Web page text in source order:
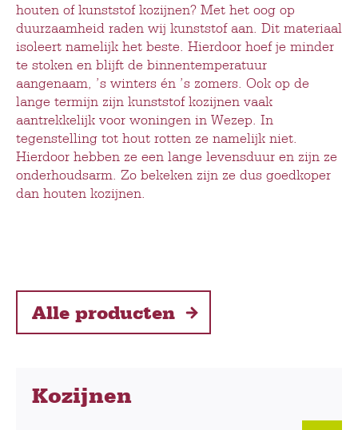
houten of kunststof kozijnen? Met het oog op
duurzaamheid raden wij kunststof aan. Dit materiaal
isoleert namelijk het beste. Hierdoor hoef je minder
te stoken en blijft de binnentemperatuur
aangenaam, ’s winters én ’s zomers. Ook op de
lange termijn zijn kunststof kozijnen vaak
aantrekkelijk voor woningen in Wezep. In
tegenstelling tot hout rotten ze namelijk niet.
Hierdoor hebben ze een lange levensduur en zijn ze
onderhoudsarm. Zo bekeken zijn ze dus goedkoper
dan houten kozijnen.
Alle producten
Kozijnen